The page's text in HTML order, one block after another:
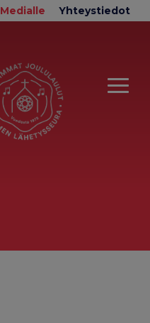
Medialle Yhteystiedot